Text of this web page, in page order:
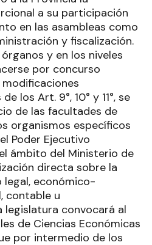
a su participación
en las asambleas como
y fiscalización.
y en los niveles
por concurso
los Art. 9°, 10° y 11°, se
de las facultades de
organismos específicos
Poder Ejecutivo
ámbito del Ministerio de
directa sobre la
legal, económico-
contable u
legislatura convocará al
de Ciencias Económicas
por intermedio de los